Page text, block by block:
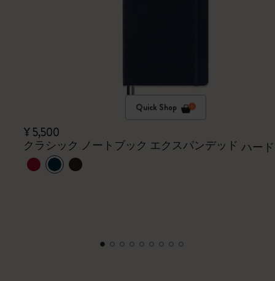
Quick Shop
¥ 5,500
クラシック ノートブック エクスパンデッド ハー